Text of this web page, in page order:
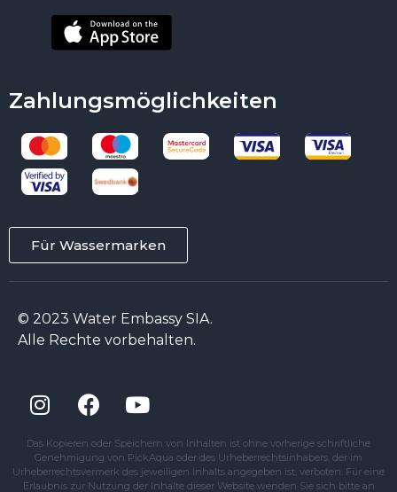
Zahlungsmöglichkeiten
Für Wassermarken
© 2023 Water Embassy SIA.
Alle Rechte vorbehalten.
Das Kopieren oder Speichern von Inhalten ist ohne vorherige schriftliche
Genehmigung von PickAqua oder des Urheberrechtsinhabers, der im
Urheberrechtsvermerk des jeweiligen Inhalts angegeben ist, verboten. Für eine
Erlaubnis zur Nutzung der Inhalte dieser Website wenden Sie sich bitte an